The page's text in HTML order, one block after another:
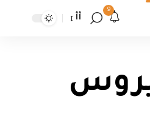
9
أأ
بفيروس